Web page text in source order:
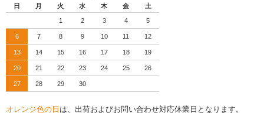
日
月 火 水 木 金 土
1 2 3 4 5
6 7 8 9 10 11 12
13 14 15 16 17 18 19
20 21 22 23 24 25 26
27 28 29 30
オレンジ色の日 は、出荷およびお問い合わせ対応休業日となります。